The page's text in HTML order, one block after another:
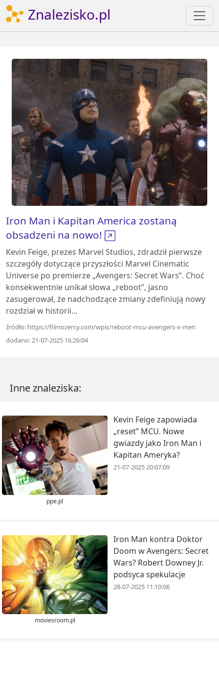
Znalezisko.pl
Iron Man i Kapitan America zostaną
obsadzeni na nowo!
Kevin Feige, prezes Marvel Studios, zdradził pierwsze
szczegóły dotyczące przyszłości Marvel Cinematic
Universe po premierze „Avengers: Secret Wars”. Choć
konsekwentnie unikał słowa „reboot”, jasno
zasugerował, że nadchodzące zmiany zdefiniują nowy
rozdział w historii...
źródło: https://filmozercy.com/wpis/reboot-mcu-avengers-x-men
dodano: 21-07-2025 16:26:04
Inne znaleziska:
ppe.pl
Kevin Feige zapowiada
„reset” MCU. Nowe
gwiazdy jako Iron Man i
Kapitan Ameryka?
21-07-2025 20:07:09
moviesroom.pl
Iron Man kontra Doktor
Doom w Avengers: Secret
Wars? Robert Downey Jr.
podsyca spekulacje
28-07-2025 11:10:06